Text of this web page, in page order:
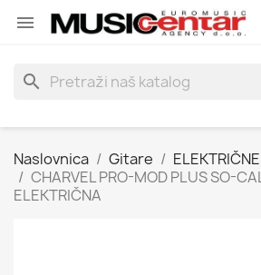

search
Naslovnica Gitare
CHARVEL PRO-MOD PLUS SO-
ELEKTRIČNA